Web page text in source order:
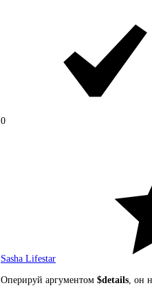
0
Sasha Lifestar
Оперируй аргументом $details, он